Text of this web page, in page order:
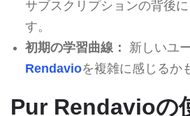
サブスクリプションの背後
す。
初期の学習曲線：
新しいユ
Rendavioを複雑に感じるか
Pur Rendavioの